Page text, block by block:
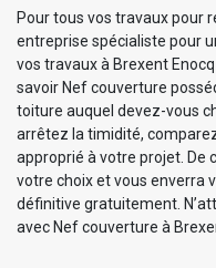
Pour tous vos travaux pour
entreprise spécialiste pour
vos travaux à Brexent
savoir Nef couverture
toiture auquel devez-vous
arrêtez la timidité,
approprié à votre projet. De
votre choix et vous enverra
définitive gratuitement.
avec Nef couverture à